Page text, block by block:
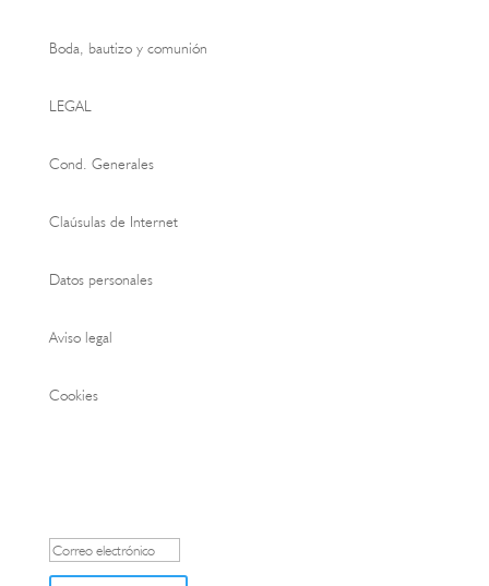
Boda, bautizo y comunión
LEGAL
Cond. Generales
Claúsulas de Internet
Datos personales
Aviso legal
Cookies